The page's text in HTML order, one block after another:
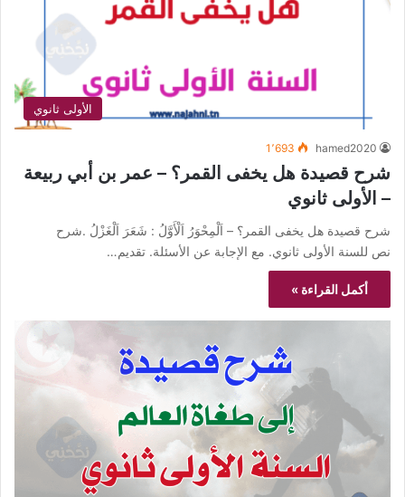
الأولى ثانوي
hamed2020 1٬693
شرح قصيدة هل يخفى القمر؟ – عمر بن أبي ربيعة
– الأولى ثانوي
شرح قصيدة هل يخفى القمر؟ – اَلْمِحْوَرُ اَلْأَوَّلُ : شَعَرَ اَلْغَزْلُ .شرح
نص للسنة الأولى ثانوي. مع الإجابة عن الأسئلة. تقديم…
أكمل القراءة »